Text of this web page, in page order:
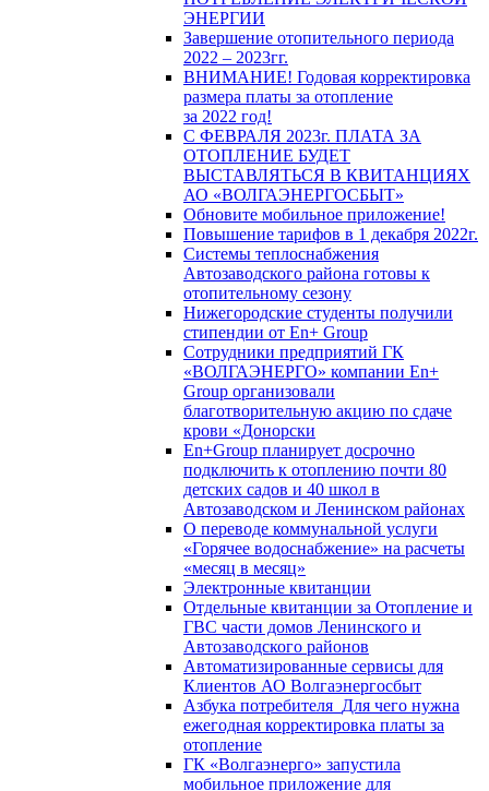
ЭНЕРГИИ
Завершение отопительного периода
2022 – 2023гг.
ВНИМАНИЕ! Годовая корректировка
размера платы за отопление
за 2022 год!
С ФЕВРАЛЯ 2023г. ПЛАТА ЗА
ОТОПЛЕНИЕ БУДЕТ
ВЫСТАВЛЯТЬСЯ В КВИТАНЦИЯХ
АО «ВОЛГАЭНЕРГОСБЫТ»
Обновите мобильное приложение!
Повышение тарифов в 1 декабря 2022г.
Системы теплоснабжения
Автозаводского района готовы к
отопительному сезону
Нижегородские студенты получили
стипендии от En+ Group
Сотрудники предприятий ГК
«ВОЛГАЭНЕРГО» компании En+
Group организовали
благотворительную акцию по сдаче
крови «Донорски
En+Group планирует досрочно
подключить к отоплению почти 80
детских садов и 40 школ в
Автозаводском и Ленинском районах
О переводе коммунальной услуги
«Горячее водоснабжение» на расчеты
«месяц в месяц»
Электронные квитанции
Отдельные квитанции за Отопление и
ГВС части домов Ленинского и
Автозаводского районов
Автоматизированные сервисы для
Клиентов АО Волгаэнергосбыт
Азбука потребителя_Для чего нужна
ежегодная корректировка платы за
отопление
ГК «Волгаэнерго» запустила
мобильное приложение для